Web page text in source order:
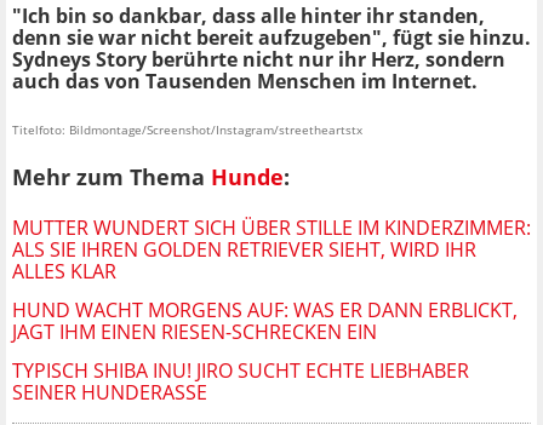
"Ich bin so dankbar, dass alle hinter ihr standen,
denn sie war nicht bereit aufzugeben", fügt sie hinzu.
Sydneys Story berührte nicht nur ihr Herz, sondern
auch das von Tausenden Menschen im Internet.
Titelfoto: Bildmontage/Screenshot/Instagram/streetheartstx
Mehr zum Thema Hunde:
MUTTER WUNDERT SICH ÜBER STILLE IM KINDERZIMMER:
ALS SIE IHREN GOLDEN RETRIEVER SIEHT, WIRD IHR
ALLES KLAR
HUND WACHT MORGENS AUF: WAS ER DANN ERBLICKT,
JAGT IHM EINEN RIESEN-SCHRECKEN EIN
TYPISCH SHIBA INU! JIRO SUCHT ECHTE LIEBHABER
SEINER HUNDERASSE